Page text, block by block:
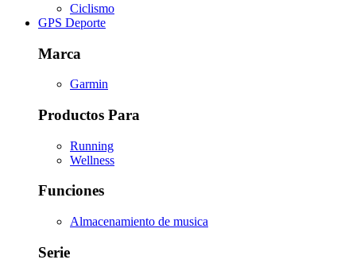
Ciclismo
GPS Deporte
Marca
Garmin
Productos Para
Running
Wellness
Funciones
Almacenamiento de musica
Serie